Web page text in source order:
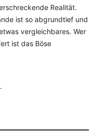
Realität.
ist so abgrundtief und
vergleichbares. Wer
ist das Böse